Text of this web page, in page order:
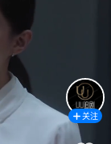
关注